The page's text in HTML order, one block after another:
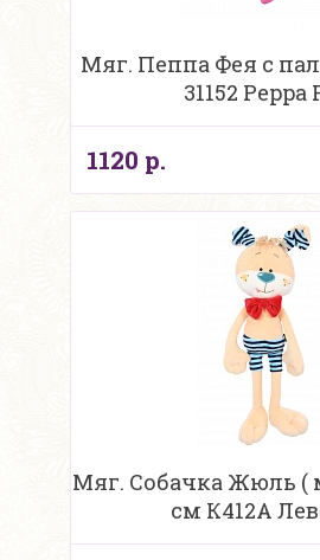
Мяг. Пеппа Фея с
31152 Peppa
1120 р.
Мяг. Собачка Жюль (
см К412А